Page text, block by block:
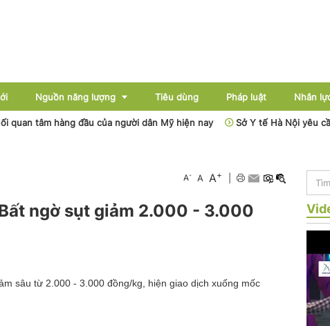
Nguồn năng lượng
Than - Khoáng sản
Tiêu dùng Pháp luật Nhân
tâm hàng đầu của người dân Mỹ hiện nay Sở Y tế Hà Nội yêu cầu kiểm
A- A A+
ngờ sụt giảm 2.000 - 3.000
sâu từ 2.000 - 3.000 đồng/kg, hiện giao dịch xuống mốc